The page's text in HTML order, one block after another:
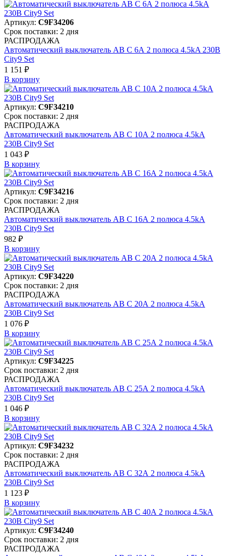
Артикул: C9F34206
Срок поставки: 2 дня
РАСПРОДАЖА
Автоматический выключатель АВ C 6А 2 полюса 4.5kA 230В
City9 Set
1 151 ₽
В корзинy
Артикул: C9F34210
Срок поставки: 2 дня
РАСПРОДАЖА
Автоматический выключатель АВ C 10А 2 полюса 4.5kA
230В City9 Set
1 043 ₽
В корзинy
Артикул: C9F34216
Срок поставки: 2 дня
РАСПРОДАЖА
Автоматический выключатель АВ C 16А 2 полюса 4.5kA
230В City9 Set
982 ₽
В корзинy
Артикул: C9F34220
Срок поставки: 2 дня
РАСПРОДАЖА
Автоматический выключатель АВ C 20А 2 полюса 4.5kA
230В City9 Set
1 076 ₽
В корзинy
Артикул: C9F34225
Срок поставки: 2 дня
РАСПРОДАЖА
Автоматический выключатель АВ C 25А 2 полюса 4.5kA
230В City9 Set
1 046 ₽
В корзинy
Артикул: C9F34232
Срок поставки: 2 дня
РАСПРОДАЖА
Автоматический выключатель АВ C 32А 2 полюса 4.5kA
230В City9 Set
1 123 ₽
В корзинy
Артикул: C9F34240
Срок поставки: 2 дня
РАСПРОДАЖА